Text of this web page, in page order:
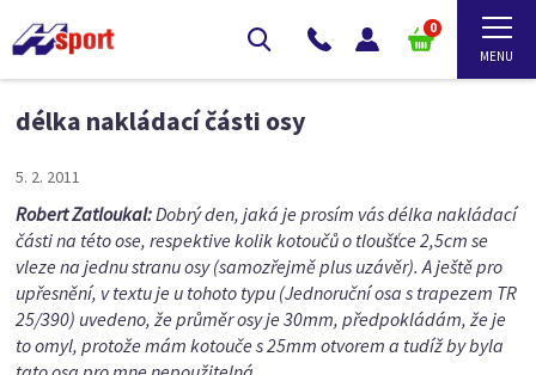
0
délka nakládací části osy
5. 2. 2011
Robert Zatloukal:Dobrý den, jaká je prosím vás délka nakládací
části na této ose, respektive kolik kotoučů o tloušťce 2,5cm se
vleze na jednu stranu osy (samozřejmě plus uzávěr). A ještě pro
upřesnění, v textu je u tohoto typu (Jednoruční osa s trapezem TR
25/390) uvedeno, že průměr osy je 30mm, předpokládám, že je
to omyl, protože mám kotouče s 25mm otvorem a tudíž by byla